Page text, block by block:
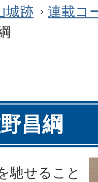
城跡
連載コ
昌綱
馳せること